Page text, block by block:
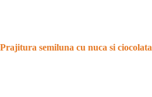
Prajitura semiluna cu nuca si ciocolata